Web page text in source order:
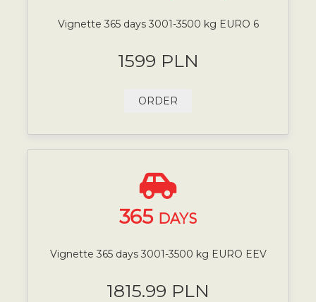
Vignette 365 days 3001-3500 kg EURO 6
1599 PLN
ORDER
365 DAYS
Vignette 365 days 3001-3500 kg EURO EEV
1815.99 PLN